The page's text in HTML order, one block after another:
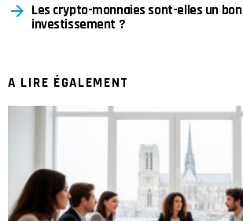
Les crypto-monnaies sont-elles un bon
investissement ?
A LIRE ÉGALEMENT